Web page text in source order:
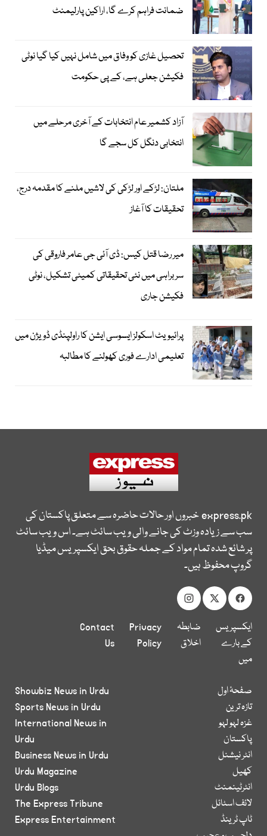
ضمانت فراہم کرے گا، اراکین پارلیمنٹ
تحصیل غازی کو وفاق میں شامل نہیں کیا گیا نوٹی
فکیشن جعلی ہے، کے پی حکومت
آزاد کشمیر عام انتخابات کے آخری مرحلے میں
انتخابی دنگل کل سجے گا
ملتان: لڑکے اور لڑکی کی لاشیں ملنے کا مقدمہ درج،
تحقیقات کا آغاز
میر رضا قتل کیس: ڈی آئی جی عامر فاروقی کی
سربراہی میں نئی تحقیقاتی کمیٹی تشکیل، نوٹی
فکیشن جاری
پرائیویٹ اسکولز ایسوسی ایشن کا راولپنڈی ڈویژن میں
تعلیمی ادارے فوری کھولنے کا مطالبہ
express.pkخبروں اور حالات حاضرہ سے متعلق پاکستان کی
سب سے زیادہ وزٹ کی جانے والی ویب سائٹ ہے۔ اس ویب سائٹ
پر شائع شدہ تمام مواد کے جملہ حقوق بحق ایکسپریس میڈیا
گروپ محفوظ ہیں۔
ایکسپریس
کے بارے
میں
ضابطہ
اخلاق
Privacy
Policy
Contact
Us
صفحۂ اول
تازہ ترین
غزہ لہو لہو
پاکستان
انٹر نیشنل
کھیل
انٹرٹینمنٹ
لائف اسٹائل
ٹاپ ٹرینڈ
Showbiz News in Urdu
Sports News in Urdu
International News in
Urdu
Business News in Urdu
Urdu Magazine
Urdu Blogs
The Express Tribune
Express Entertainment